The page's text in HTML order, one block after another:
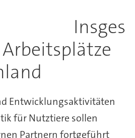
Insges
Entwicklungsaktivitäten
für Nutztiere sollen
Partnern fortgeführt